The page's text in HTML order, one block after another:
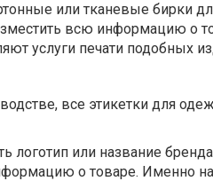
или тканевые бирки
всю информацию о
услуги печати подобных
все этикетки для
логотип или название
о товаре. Именно на